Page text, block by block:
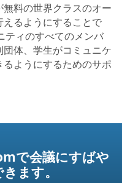
料の世界クラスのオー
るようにすることで
ティのすべてのメンバ
体、学生がコミュニケ
ようにするためのサポ
で会議にすばや
ます。